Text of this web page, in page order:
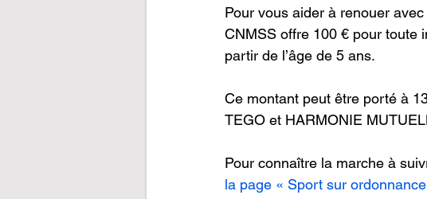
Pour vous aider à renouer
CNMSS offre 100 € pour toute
partir de l’âge de 5 ans.
Ce montant peut être porté à
TEGO et HARMONIE
Pour connaître la marche à
la page « Sport sur